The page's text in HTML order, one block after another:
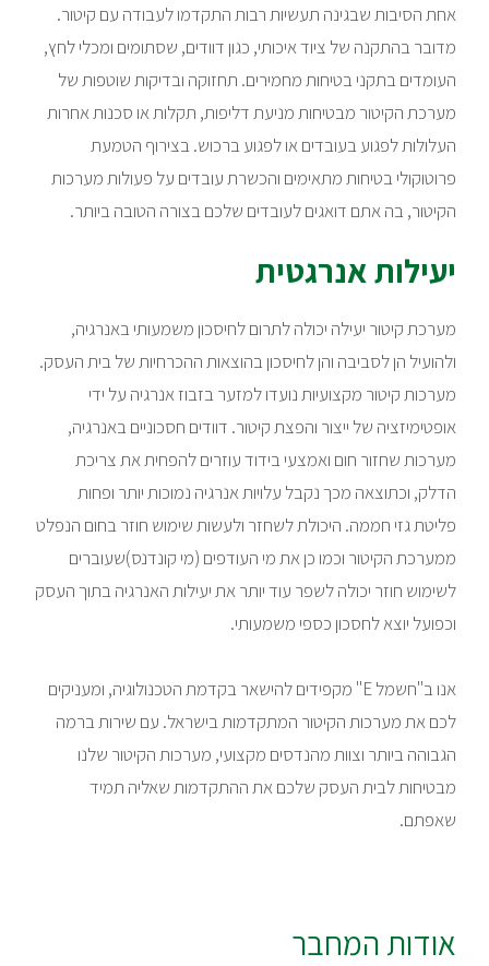
אחת הסיבות שבגינה תעשיות רבות התקדמו לעבודה עם קיטור.
מדובר בהתקנה של ציוד איכותי, כגון דוודים, שסתומים ומכלי לחץ,
העומדים בתקני בטיחות מחמירים. תחזוקה ובדיקות שוטפות של
מערכת הקיטור מבטיחות מניעת דליפות, תקלות או סכנות אחרות
העלולות לפגוע בעובדים או לפגוע ברכוש. בצירוף הטמעת
פרוטוקולי בטיחות מתאימים והכשרת עובדים על פעולות מערכות
הקיטור, בה אתם דואגים לעובדים שלכם בצורה הטובה ביותר.
יעילות אנרגטית
מערכת קיטור יעילה יכולה לתרום לחיסכון משמעותי באנרגיה,
ולהועיל הן לסביבה והן לחיסכון בהוצאות ההכרחיות של בית העסק.
מערכות קיטור מקצועיות נועדו למזער בזבוז אנרגיה על ידי
אופטימיזציה של ייצור והפצת קיטור. דוודים חסכוניים באנרגיה,
מערכות שחזור חום ואמצעי בידוד עוזרים להפחית את צריכת
הדלק, וכתוצאה מכך נקבל עלויות אנרגיה נמוכות יותר ופחות
פליטת גזי חממה. היכולת לשחזר ולעשות שימוש חוזר בחום הנפלט
ממערכת הקיטור וכמו כן את מי העודפים (מי קונדנס)שעוברים
לשימוש חוזר יכולה לשפר עוד יותר את יעילות האנרגיה בתוך העסק
וכפועל יוצא לחסכון כספי משמעותי.
אנו ב"חשמל E" מקפידים להישאר בקדמת הטכנולוגיה, ומעניקים
לכם את מערכות הקיטור המתקדמות בישראל. עם שירות ברמה
הגבוהה ביותר וצוות מהנדסים מקצועי, מערכות הקיטור שלנו
מבטיחות לבית העסק שלכם את ההתקדמות שאליה תמיד
שאפתם.
אודות המחבר